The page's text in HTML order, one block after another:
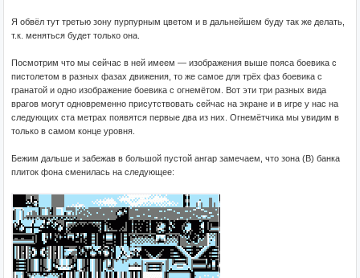
Я обвёл тут третью зону пурпурным цветом и в дальнейшем буду так же делать,
т.к. меняться будет только она.
Посмотрим что мы сейчас в ней имеем — изображения выше пояса боевика с
пистолетом в разных фазах движения, то же самое для трёх фаз боевика с
гранатой и одно изображение боевика с огнемётом. Вот эти три разных вида
врагов могут одновременно присутствовать сейчас на экране и в игре у нас на
следующих ста метрах появятся первые два из них. Огнемётчика мы увидим в
только в самом конце уровня.
Бежим дальше и забежав в большой пустой ангар замечаем, что зона (B) банка
плиток фона сменилась на следующее: